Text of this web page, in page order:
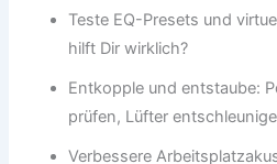
Teste EQ-Presets und
hilft Dir wirklich?
Entkopple und entstaube:
prüfen, Lüfter
Verbessere